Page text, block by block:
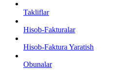
Takliflar
Hisob-Fakturalar
Hisob-Faktura Yaratish
Obunalar